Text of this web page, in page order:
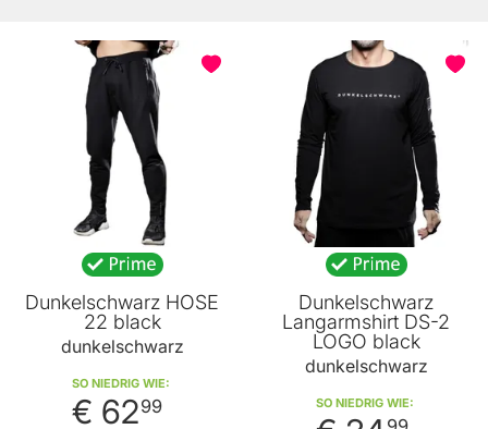
Dunkelschwarz HOSE
22 black
dunkelschwarz
SO NIEDRIG WIE
€ 6299
Dunkelschwarz
Langarmshirt DS-2
LOGO black
dunkelschwarz
SO NIEDRIG WIE